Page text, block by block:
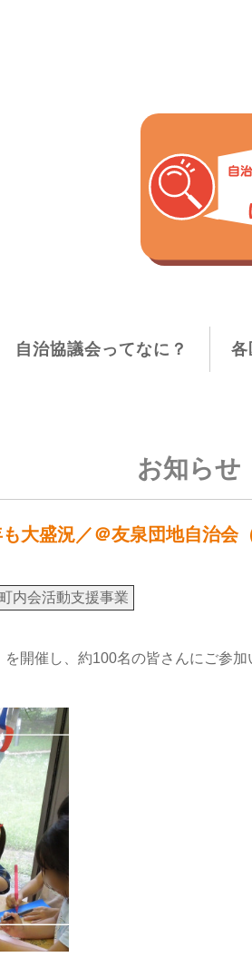
自治協議会ってなに？ 各
お知らせ
大盛況／＠友泉団地自治会
町内会活動支援事業
開催し、約100名の皆さんにご参加